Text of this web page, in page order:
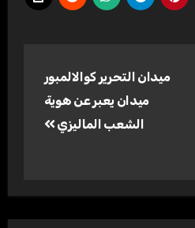
ميدان التحرير كوالالمبور
ميدان يعبر عن هوية
الشعب الماليزي